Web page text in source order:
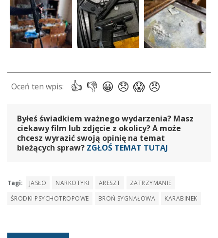
Byłeś świadkiem ważnego wydarzenia? Masz
ciekawy film lub zdjęcie z okolicy? A może
chcesz wyrazić swoją opinię na temat
bieżących spraw? ZGŁOŚ TEMAT TUTAJ
Tagi: JASŁO NARKOTYKI ARESZT
ZATRZYMANIE
ŚRODKI PSYCHOTROPOWE
BROŃ SYGNAŁOWA KARABINEK